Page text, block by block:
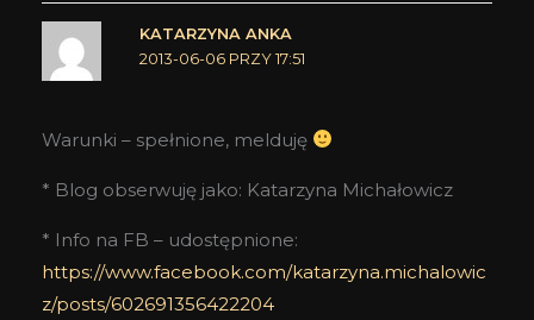
KATARZYNA ANKA
2013-06-06 PRZY 17:51
Warunki – spełnione, melduję
* Blog obserwuję jako: Katarzyna Michałowicz
* Info na FB – udostępnione:
https://www.facebook.com/katarzyna.michalowic
z/posts/602691356422204